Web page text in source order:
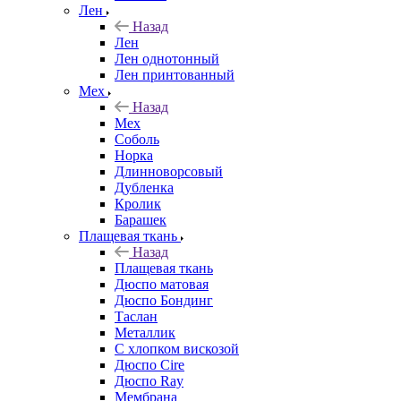
Лен
Назад
Лен
Лен однотонный
Лен принтованный
Мех
Назад
Мех
Соболь
Норка
Длинноворсовый
Дубленка
Кролик
Барашек
Плащевая ткань
Назад
Плащевая ткань
Дюспо матовая
Дюспо Бондинг
Таслан
Металлик
С хлопком вискозой
Дюспо Cire
Дюспо Ray
Мембрана